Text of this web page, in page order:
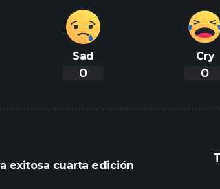
Sad
0
Cry
0
exitosa cuarta edición